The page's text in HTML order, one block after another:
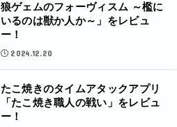
狼ゲェムのフォーヴィスム ～檻に
いるのは獣か人か～」をレビュ
ー！
2024.12.20
たこ焼きのタイムアタックアプリ
「たこ焼き職人の戦い」をレビュ
ー！